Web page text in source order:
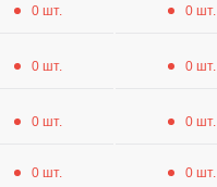
0 шт. 0 шт.
0 шт. 0 шт.
0 шт. 0 шт.
0 шт. 0 шт.